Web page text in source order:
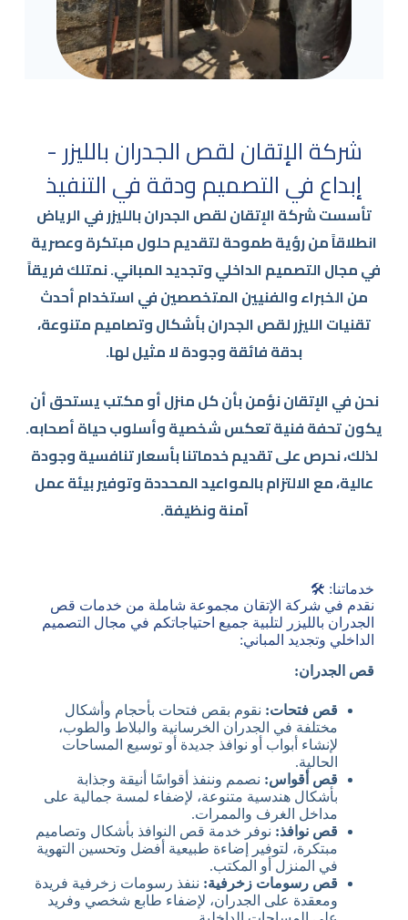
شركة الإتقان لقص الجدران بالليزر -
إبداع في التصميم ودقة في التنفيذ
تأسست شركة الإتقان لقص الجدران بالليزر في الرياض
انطلاقاً من رؤية طموحة لتقديم حلول مبتكرة وعصرية
في مجال التصميم الداخلي وتجديد المباني. نمتلك فريقاً
من الخبراء والفنيين المتخصصين في استخدام أحدث
تقنيات الليزر لقص الجدران بأشكال وتصاميم متنوعة،
بدقة فائقة وجودة لا مثيل لها.
نحن في الإتقان نؤمن بأن كل منزل أو مكتب يستحق أن
يكون تحفة فنية تعكس شخصية وأسلوب حياة أصحابه.
لذلك، نحرص على تقديم خدماتنا بأسعار تنافسية وجودة
عالية، مع الالتزام بالمواعيد المحددة وتوفير بيئة عمل
آمنة ونظيفة.
خدماتنا: 🛠️
نقدم في شركة الإتقان مجموعة شاملة من خدمات قص
الجدران بالليزر لتلبية جميع احتياجاتكم في مجال التصميم
الداخلي وتجديد المباني:
قص الجدران:
قص فتحات: نقوم بقص فتحات بأحجام وأشكال
مختلفة في الجدران الخرسانية والبلاط والطوب،
لإنشاء أبواب أو نوافذ جديدة أو توسيع المساحات
الحالية.
قص أقواس: نصمم وننفذ أقواسًا أنيقة وجذابة
بأشكال هندسية متنوعة، لإضفاء لمسة جمالية على
مداخل الغرف والممرات.
قص نوافذ: نوفر خدمة قص النوافذ بأشكال وتصاميم
مبتكرة، لتوفير إضاءة طبيعية أفضل وتحسين التهوية
في المنزل أو المكتب.
قص رسومات زخرفية: ننفذ رسومات زخرفية فريدة
ومعقدة على الجدران، لإضفاء طابع شخصي وفريد